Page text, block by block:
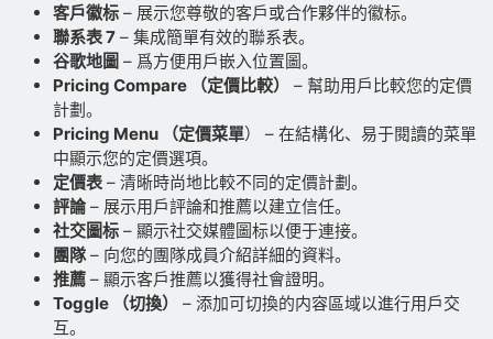
客戶徽标 – 展示您尊敬的客戶或合作夥伴的徽标。
聯系表 7 – 集成簡單有效的聯系表。
谷歌地圖 – 爲方便用戶嵌入位置圖。
Pricing Compare （定價比較）
– 幫助用戶比較您的定價
計劃。
Pricing Menu （定價菜單） – 在結構化、易于閱讀的菜單
中顯示您的定價選項。
定價表 – 清晰時尚地比較不同的定價計劃。
評論– 展示用戶評論和推薦以建立信任。
社交圖标 – 顯示社交媒體圖标以便于連接。
團隊– 向您的團隊成員介紹詳細的資料。
推薦 – 顯示客戶推薦以獲得社會證明。
Toggle （切換）
– 添加可切換的内容區域以進行用戶交
互。